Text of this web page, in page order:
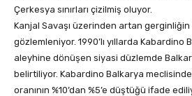
Çerkesya sınırları çizilmiş oluyor.
Kanjal Savaşı üzerinden artan gerginliğin
gözlemleniyor. 1990’lı yıllarda Kabardino
aleyhine dönüşen siyasi düzlemde
belirtiliyor. Kabardino Balkarya
oranının %10’dan %5’e düştüğü ifade